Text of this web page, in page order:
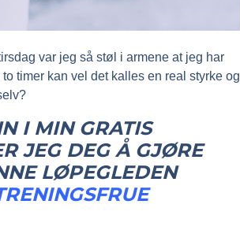
var jeg så støl i armene at jeg har
timer kan vel det kalles en real styrke og
I MIN GRATIS
JEG DEG Å GJØRE
LØPEGLEDEN